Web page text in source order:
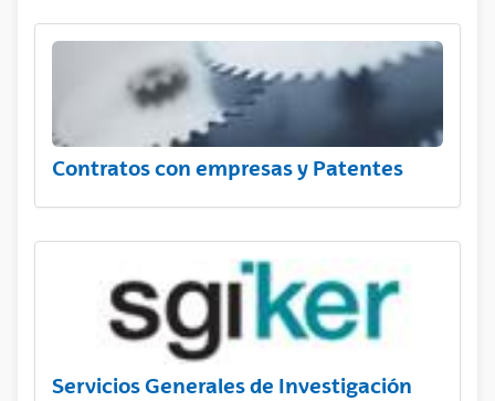
Contratos con empresas y Patentes
Servicios Generales de Investigación